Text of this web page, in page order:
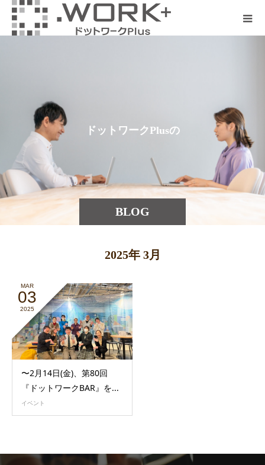
BLOG
ドットワークPlusの最
2025年 3月
MAR
03
2025
〜2月14日(金)、第80回
『ドットワークBAR』を...
イベント